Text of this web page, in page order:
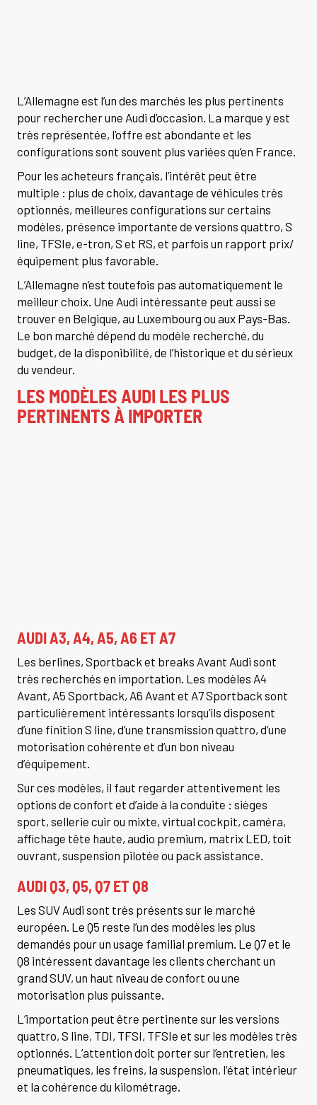
L’Allemagne est l’un des marchés les plus pertinents
pour rechercher une Audi d’occasion. La marque y est
très représentée, l’offre est abondante et les
configurations sont souvent plus variées qu’en France.
Pour les acheteurs français, l’intérêt peut être
multiple : plus de choix, davantage de véhicules très
optionnés, meilleures configurations sur certains
modèles, présence importante de versions quattro, S
line, TFSIe, e-tron, S et RS, et parfois un rapport prix/
équipement plus favorable.
L’Allemagne n’est toutefois pas automatiquement le
meilleur choix. Une Audi intéressante peut aussi se
trouver en Belgique, au Luxembourg ou aux Pays-Bas.
Le bon marché dépend du modèle recherché, du
budget, de la disponibilité, de l’historique et du sérieux
du vendeur.
LES MODÈLES AUDI LES PLUS
PERTINENTS À IMPORTER
AUDI A3, A4, A5, A6 ET A7
Les berlines, Sportback et breaks Avant Audi sont
très recherchés en importation. Les modèles A4
Avant, A5 Sportback, A6 Avant et A7 Sportback sont
particulièrement intéressants lorsqu’ils disposent
d’une finition S line, d’une transmission quattro, d’une
motorisation cohérente et d’un bon niveau
d’équipement.
Sur ces modèles, il faut regarder attentivement les
options de confort et d’aide à la conduite : sièges
sport, sellerie cuir ou mixte, virtual cockpit, caméra,
affichage tête haute, audio premium, matrix LED, toit
ouvrant, suspension pilotée ou pack assistance.
AUDI Q3, Q5, Q7 ET Q8
Les SUV Audi sont très présents sur le marché
européen. Le Q5 reste l’un des modèles les plus
demandés pour un usage familial premium. Le Q7 et le
Q8 intéressent davantage les clients cherchant un
grand SUV, un haut niveau de confort ou une
motorisation plus puissante.
L’importation peut être pertinente sur les versions
quattro, S line, TDI, TFSI, TFSIe et sur les modèles très
optionnés. L’attention doit porter sur l’entretien, les
pneumatiques, les freins, la suspension, l’état intérieur
et la cohérence du kilométrage.